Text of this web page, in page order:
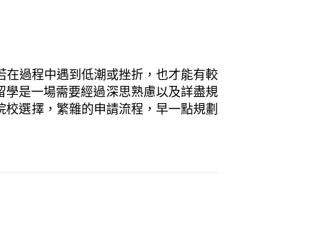
過程中遇到低潮或挫折，也才能有較
學是一場需要經過深思熟慮以及詳盡規
選擇，繁雜的申請流程，早一點規劃